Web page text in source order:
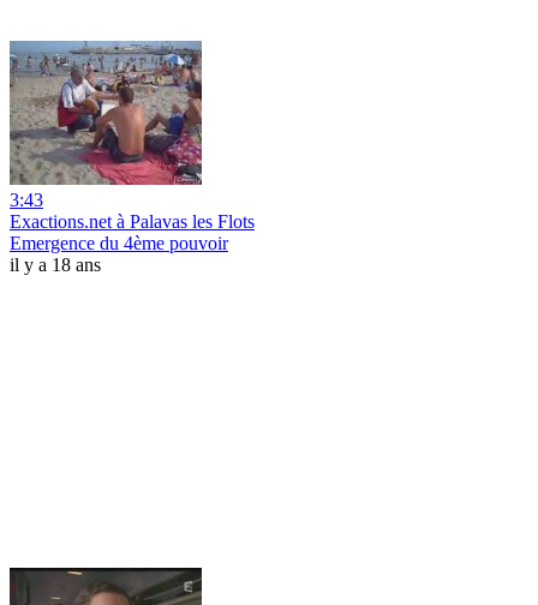
3:43
Exactions.net à Palavas les Flots
Emergence du 4ème pouvoir
il y a 18 ans